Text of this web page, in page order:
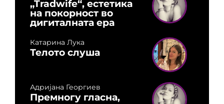
„Tradwife“, естетика
на покорност во
дигиталната ера
Катарина Лука
Телото слуша
Адријана Георгиев
Премногу гласна,